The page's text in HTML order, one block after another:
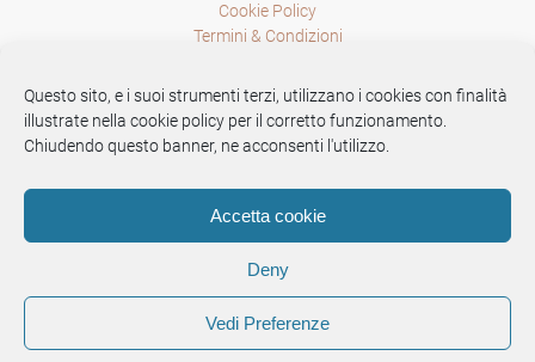
Questo sito, e i suoi strumenti terzi, utilizzano i cookies con finalità
illustrate nella cookie policy per il corretto funzionamento.
Chiudendo questo banner, ne acconsenti l'utilizzo.
Accetta cookie
Deny
Vedi Preferenze
Cookie Policy
Termini & Condizioni
Crea Account
Il mio account
Questo è un sitoPur Sang Advertising
Qualità nella tua Comunicazione